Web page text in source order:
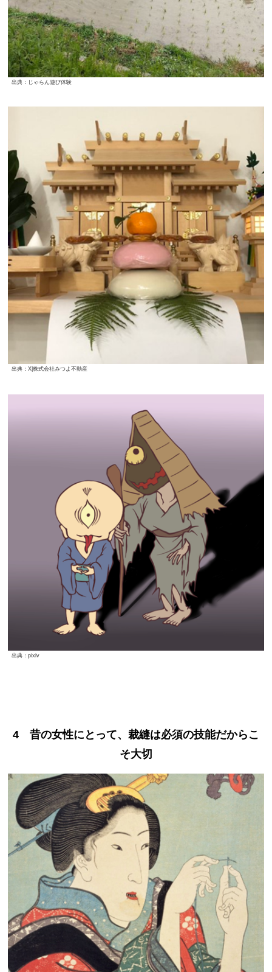
出典：じゃらん遊び体験
出典：X|株式会社みつよ不動産
出典：pixiv
4 昔の女性にとって、 裁縫は必須の技能だからこ
そ大切